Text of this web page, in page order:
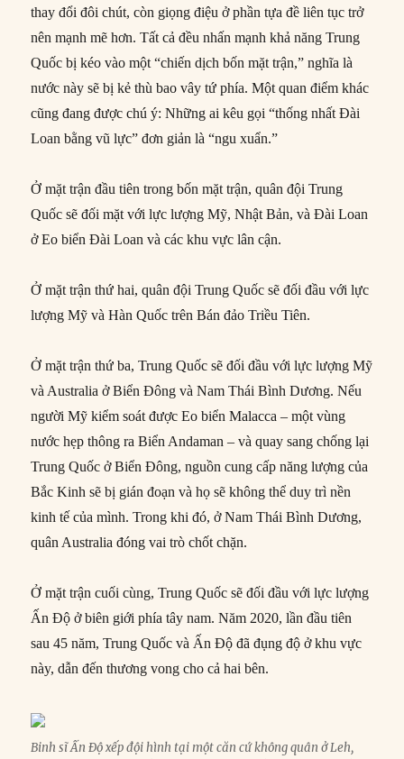
thay đổi đôi chút, còn giọng điệu ở phần tựa đề liên tục trở
nên mạnh mẽ hơn. Tất cả đều nhấn mạnh khả năng Trung
Quốc bị kéo vào một “chiến dịch bốn mặt trận,” nghĩa là
nước này sẽ bị kẻ thù bao vây tứ phía. Một quan điểm khác
cũng đang được chú ý: Những ai kêu gọi “thống nhất Đài
Loan bằng vũ lực” đơn giản là “ngu xuẩn.”
Ở mặt trận đầu tiên trong bốn mặt trận, quân đội Trung
Quốc sẽ đối mặt với lực lượng Mỹ, Nhật Bản, và Đài Loan
ở Eo biển Đài Loan và các khu vực lân cận.
Ở mặt trận thứ hai, quân đội Trung Quốc sẽ đối đầu với lực
lượng Mỹ và Hàn Quốc trên Bán đảo Triều Tiên.
Ở mặt trận thứ ba, Trung Quốc sẽ đối đầu với lực lượng Mỹ
và Australia ở Biển Đông và Nam Thái Bình Dương. Nếu
người Mỹ kiểm soát được Eo biển Malacca – một vùng
nước hẹp thông ra Biển Andaman – và quay sang chống lại
Trung Quốc ở Biển Đông, nguồn cung cấp năng lượng của
Bắc Kinh sẽ bị gián đoạn và họ sẽ không thể duy trì nền
kinh tế của mình. Trong khi đó, ở Nam Thái Bình Dương,
quân Australia đóng vai trò chốt chặn.
Ở mặt trận cuối cùng, Trung Quốc sẽ đối đầu với lực lượng
Ấn Độ ở biên giới phía tây nam. Năm 2020, lần đầu tiên
sau 45 năm, Trung Quốc và Ấn Độ đã đụng độ ở khu vực
này, dẫn đến thương vong cho cả hai bên.
Binh sĩ Ấn Độ xếp đội hình tại một căn cứ không quân ở Leh,